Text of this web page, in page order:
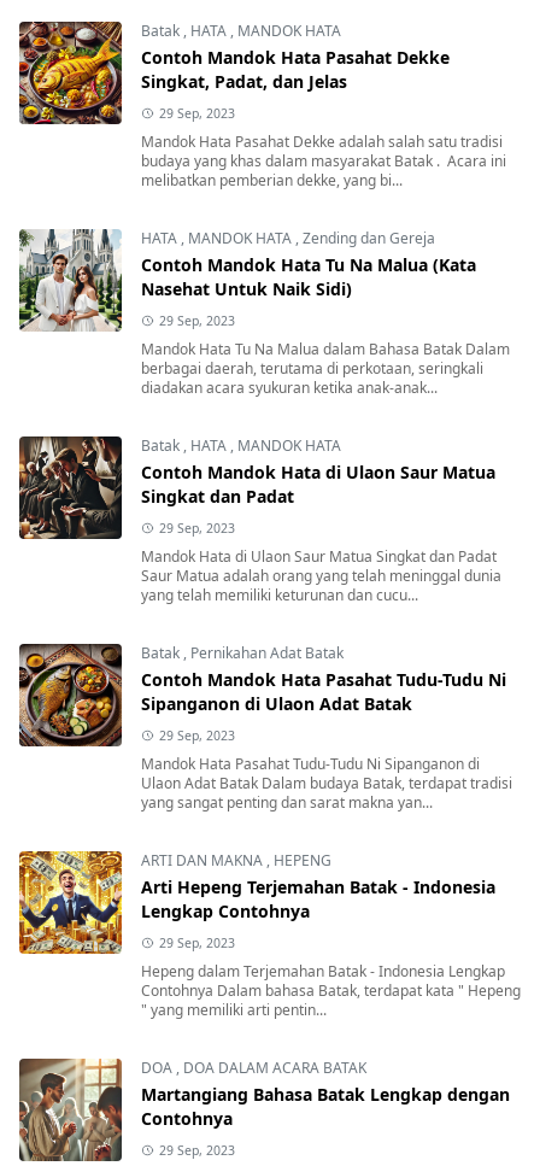
Batak , HATA , MANDOK HATA
Contoh Mandok Hata Pasahat Dekke
Singkat, Padat, dan Jelas
29 Sep, 2023
Mandok Hata Pasahat Dekke adalah salah satu tradisi
budaya yang khas dalam masyarakat Batak . Acara ini
melibatkan pemberian dekke, yang bi...
HATA , MANDOK HATA ,Zending dan Gereja
Contoh Mandok Hata Tu Na Malua (Kata
Nasehat Untuk Naik Sidi)
29 Sep, 2023
Mandok Hata Tu Na Malua dalam Bahasa Batak Dalam
berbagai daerah, terutama di perkotaan, seringkali
diadakan acara syukuran ketika anak-anak...
Batak , HATA , MANDOK HATA
Contoh Mandok Hata di Ulaon Saur Matua
Singkat dan Padat
29 Sep, 2023
Mandok Hata di Ulaon Saur Matua Singkat dan Padat
Saur Matua adalah orang yang telah meninggal dunia
yang telah memiliki keturunan dan cucu...
Batak , Pernikahan Adat Batak
Contoh Mandok Hata Pasahat Tudu-Tudu Ni
Sipanganon di Ulaon Adat Batak
29 Sep, 2023
Mandok Hata Pasahat Tudu-Tudu Ni Sipanganon di
Ulaon Adat Batak Dalam budaya Batak, terdapat tradisi
yang sangat penting dan sarat makna yan...
ARTI DAN MAKNA , HEPENG
Arti Hepeng Terjemahan Batak - Indonesia
Lengkap Contohnya
29 Sep, 2023
Hepeng dalam Terjemahan Batak - Indonesia Lengkap
Contohnya Dalam bahasa Batak, terdapat kata " Hepeng
" yang memiliki arti pentin...
DOA , DOA DALAM ACARA BATAK
Martangiang Bahasa Batak Lengkap dengan
Contohnya
29 Sep, 2023